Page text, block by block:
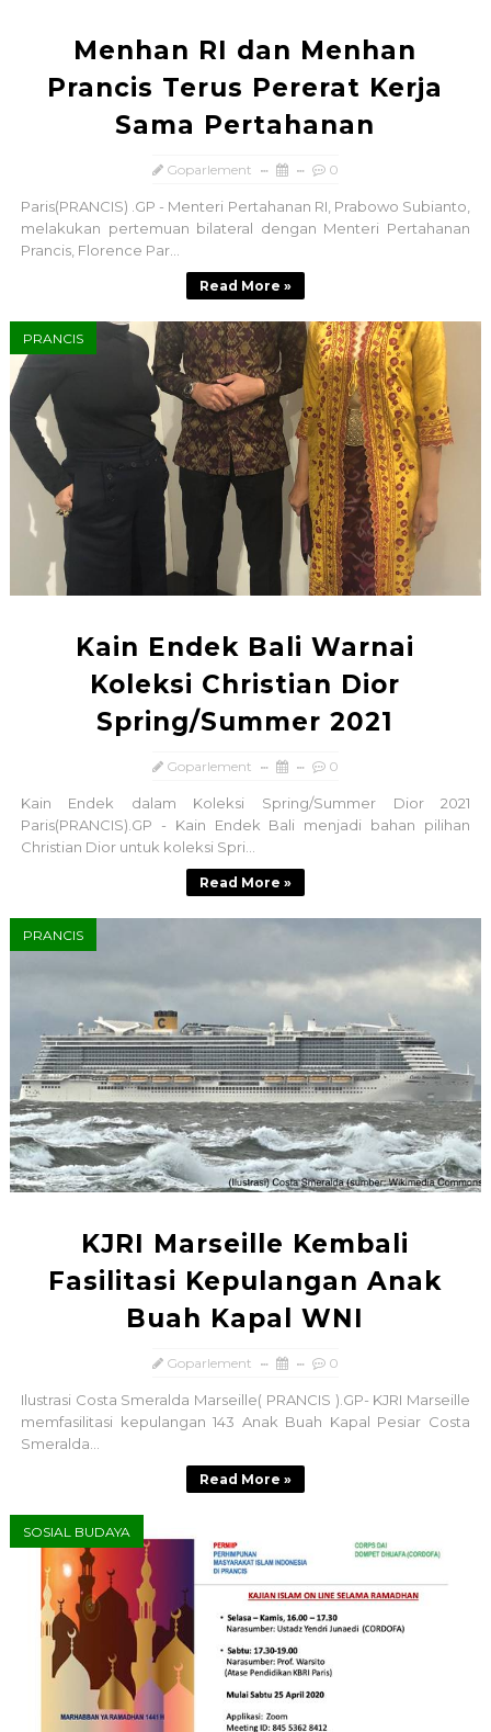
Menhan RI dan Menhan
Prancis Terus Pererat Kerja
Sama Pertahanan
Goparlement 0
Paris(PRANCIS) .GP - Menteri Pertahanan RI, Prabowo Subianto,
melakukan pertemuan bilateral dengan Menteri Pertahanan
Prancis, Florence Par...
Read More »
PRANCIS
Kain Endek Bali Warnai
Koleksi Christian Dior
Spring/Summer 2021
Goparlement 0
Kain Endek dalam Koleksi Spring/Summer Dior 2021
Paris(PRANCIS).GP - Kain Endek Bali menjadi bahan pilihan
Christian Dior untuk koleksi Spri...
Read More »
PRANCIS
KJRI Marseille Kembali
Fasilitasi Kepulangan Anak
Buah Kapal WNI
Goparlement 0
Ilustrasi Costa Smeralda Marseille( PRANCIS ).GP- KJRI Marseille
memfasilitasi kepulangan 143 Anak Buah Kapal Pesiar Costa
Smeralda...
Read More »
SOSIAL BUDAYA